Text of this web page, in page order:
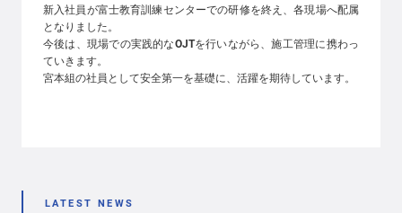
新入社員が富士教育訓練センターでの研修を終え、各現場へ配属
となりました。
今後は、現場での実践的なOJTを行いながら、施工管理に携わっ
ていきます。
宮本組の社員として安全第一を基礎に、活躍を期待しています。
LATEST NEWS